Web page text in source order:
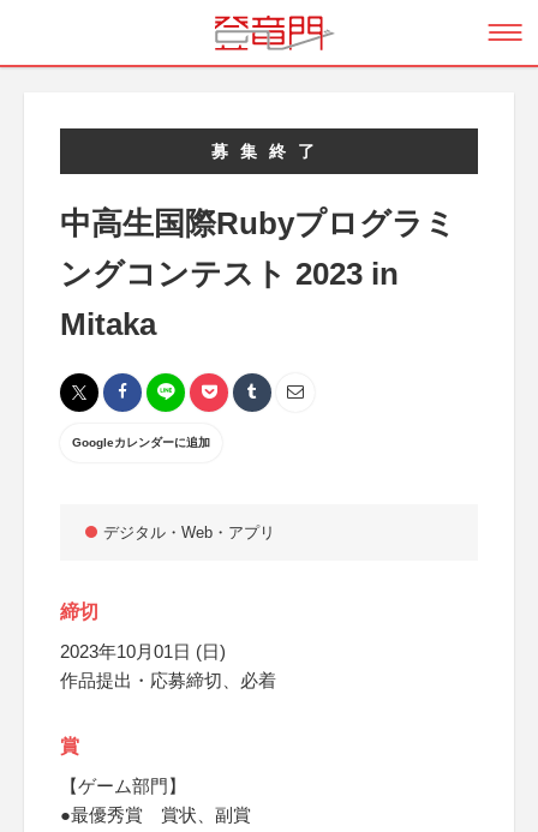
募集終了
中高生国際Rubyプログラミ
ングコンテスト 2023 in
Mitaka
Googleカレンダーに追加
デジタル・Web・アプリ
締切
2023年10月01日 (日)
作品提出・応募締切、必着
賞
【ゲーム部門】
●最優秀賞 賞状、副賞